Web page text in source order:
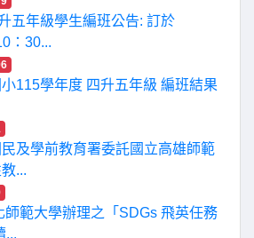
五年級學生編班公告: 訂於
：30...
115學年度 四升五年級 編班結果
及學前教育署委託國立高雄師範
...
師範大學辦理之「SDGs 飛英任務
...